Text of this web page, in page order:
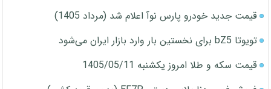
قیمت جدید خودرو پارس نوآ اعلام شد (مرداد 1405)
تویوتا bZ5 برای نخستین بار وارد بازار ایران می‌شود
قیمت سکه و طلا امروز یکشنبه 1405/05/11